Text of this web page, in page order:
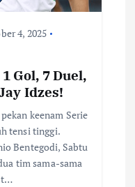
4, 2025
Gol, 7 Duel,
Idzes!
keenam Serie
tensi tinggi.
Bentegodi, Sabtu
tim sama-sama